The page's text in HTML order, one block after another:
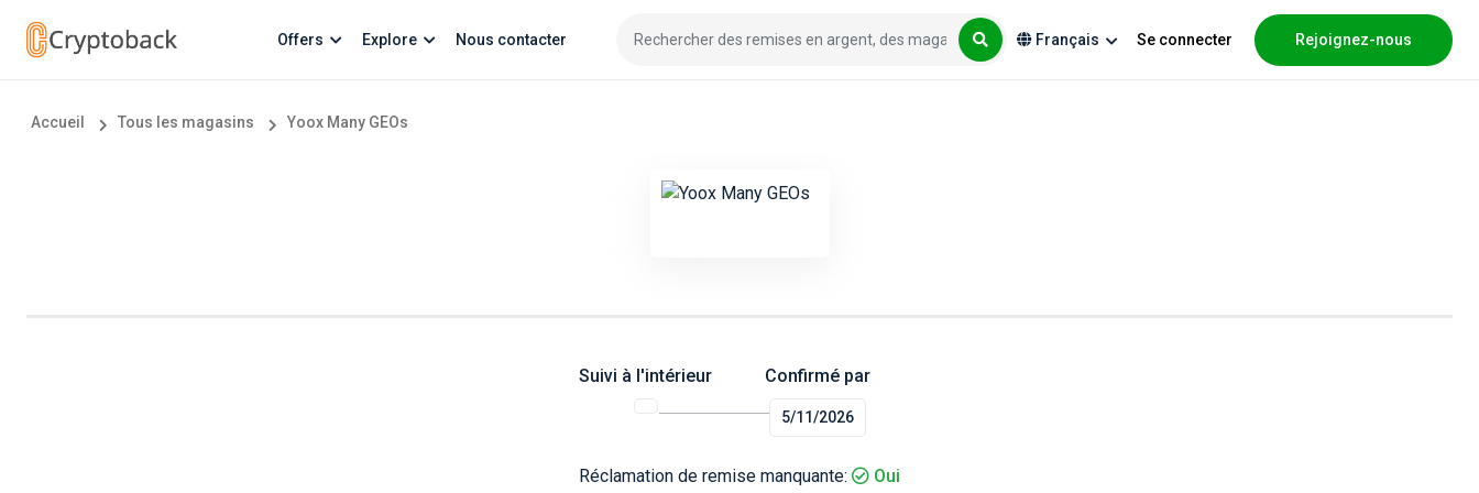
Offers Explore Nous contacter Français Se connecter Rejoignez-nous
Accueil Tous les magasins Yoox Many GEOs
Suivi à l'intérieur Confirmé par
5/11/2026
Réclamation de remise manquante: Oui